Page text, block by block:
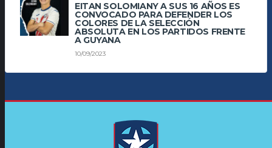
EITAN SOLOMIANY A SUS 16 AÑOS ES
CONVOCADO PARA DEFENDER LOS
COLORES DE LA SELECCIÓN
ABSOLUTA EN LOS PARTIDOS FRENTE
A GUYANA
10/09/2023